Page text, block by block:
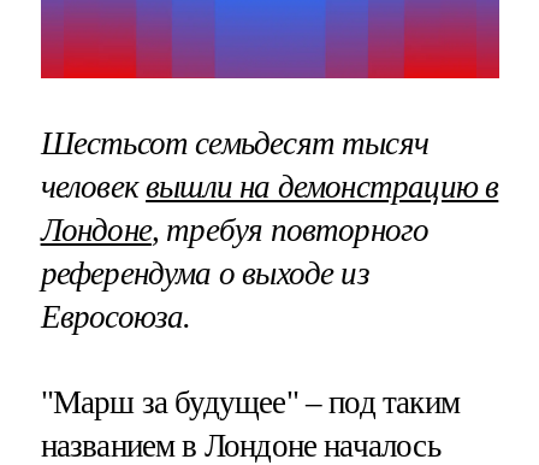
Шестьсот семьдесят тысяч
человеквышли на демонстрацию в
Лондоне, требуя повторного
референдума о выходе из
Евросоюза.
"Марш за будущее" – под таким
названием в Лондоне началось